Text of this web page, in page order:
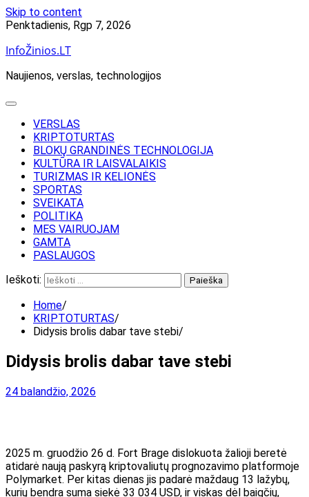
Skip to content
Penktadienis, Rgp 7, 2026
InfoŽinios.LT
Naujienos, verslas, technologijos
VERSLAS
KRIPTOTURTAS
BLOKŲ GRANDINĖS TECHNOLOGIJA
KULTŪRA IR LAISVALAIKIS
TURIZMAS IR KELIONĖS
SPORTAS
SVEIKATA
POLITIKA
MES VAIRUOJAM
GAMTA
PASLAUGOS
Ieškoti:
Home
KRIPTOTURTAS
Didysis brolis dabar tave stebi
Didysis brolis dabar tave stebi
24 balandžio, 2026
2025 m. gruodžio 26 d. Fort Brage dislokuota žalioji beretė
atidarė naują paskyrą kriptovaliutų prognozavimo platformoje
Polymarket. Per kitas dienas jis padarė maždaug 13 lažybų,
kurių bendra suma siekė 33 034 USD, ir viskas dėl baigčių,